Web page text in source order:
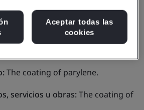
Coating
(Shanghai)
The coating of parylene.
servicios u obras:The coating of
Aceptar todas las
cookies